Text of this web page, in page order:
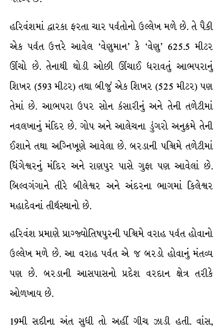
હરિવંશમાં દ્વારકા ફરતા ચાર પર્વતોનો ઉલ્લેખ મળે છે. તે પૈકી
એક પર્વત ઉત્તરે આવેલ ‘વેણુમાન’ કે ‘વેણુ’ 625.5 મીટર
ઊંચો છે. તેનાથી થોડી ઓછી ઊંચાઈ ધરાવતું આભપરાનું
શિખર (593 મીટર) તથા બીજું એક શિખર (525 મીટર) પણ
તેમાં છે. આભપરા ઉપર સોન કંસારીનું અને તેની તળેટીમાં
નવલખાનું મંદિર છે. ગોપ અને આલેચના ડુંગરો અનુક્રમે તેની
ઈશાને તથા અગ્નિખૂણે આવેલા છે. બરડાની પશ્ચિમે તળેટીમાં
ધિંગેશ્વરનું મંદિર અને રાણપુર પાસે ગુફા પણ આવેલાં છે.
બિલ્વગંગાને તીરે બીલેશ્વર અને અંદરના ભાગમાં કિલેશ્વર
મહાદેવનાં તીર્થસ્થાનો છે.
હરિવંશ પ્રમાણે પ્રાગ્જ્યોતિષપુરની પશ્ચિમે વરાહ પર્વત હોવાનો
ઉલ્લેખ મળે છે. આ વરાહ પર્વત એ જ બરડો હોવાનું મંતવ્ય
પણ છે. બરડાની આસપાસનો પ્રદેશ વરદાન ક્ષેત્ર તરીકે
ઓળખાય છે.
19મી સદીના અંત સુધી તો અહીં ગીચ ઝાડી હતી. વાંસ,